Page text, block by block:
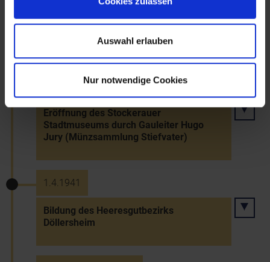
Auswahl erlauben
Nur notwendige Cookies
Wiener Neudorf, Biedermannsdorf,
Guntramsdorf, Laxenburg und Mödling
Eröffnung des Stockerauer
Stadtmuseums durch Gauleiter Hugo
Jury (Münzsammlung Stiefvater)
1.4.1941
Bildung des Heeresgutbezirks
Döllersheim